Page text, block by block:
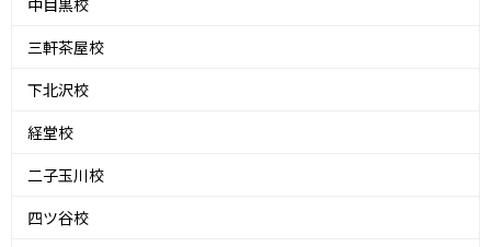
三軒茶屋校
下北沢校
経堂校
二子玉川校
四ツ谷校